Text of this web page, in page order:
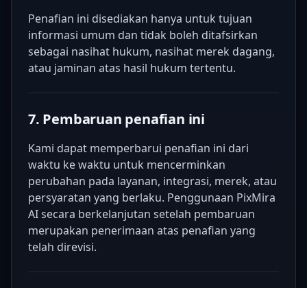
Penafian ini disediakan hanya untuk tujuan
informasi umum dan tidak boleh ditafsirkan
sebagai nasihat hukum, nasihat merek dagang,
atau jaminan atas hasil hukum tertentu.
7. Pembaruan penafian ini
Kami dapat memperbarui penafian ini dari
waktu ke waktu untuk mencerminkan
perubahan pada layanan, integrasi, merek, atau
persyaratan yang berlaku. Penggunaan PixMira
AI secara berkelanjutan setelah pembaruan
merupakan penerimaan atas penafian yang
telah direvisi.